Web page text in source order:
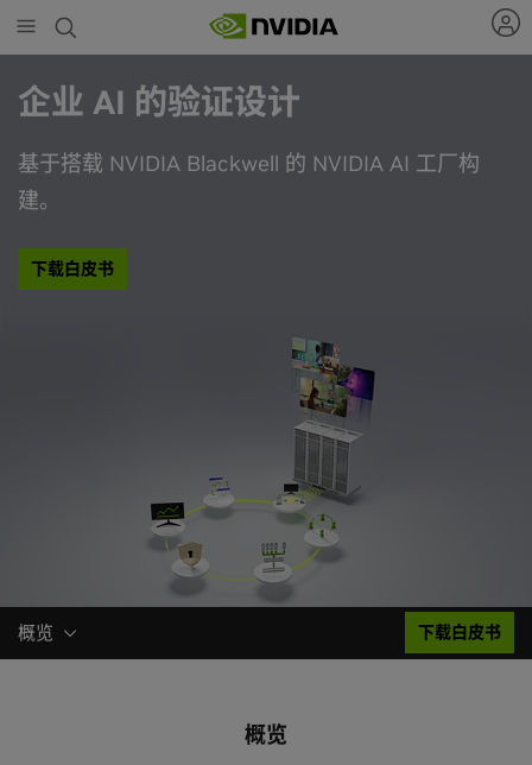
to
main
content
企业 AI 的验证设计
基于搭载 NVIDIA Blackwell 的 NVIDIA AI 工厂构
建。
下载白皮书
概览 下载白皮书
概览